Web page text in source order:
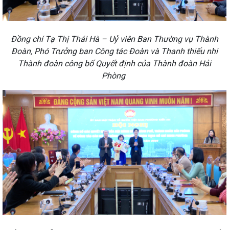
Đồng chí Tạ Thị Thái Hà – Uỷ viên Ban Thường vụ Thành
Đoàn, Phó Trưởng ban Công tác Đoàn và Thanh thiếu nhi
Thành đoàn công bố Quyết định của Thành đoàn Hải
Phòng